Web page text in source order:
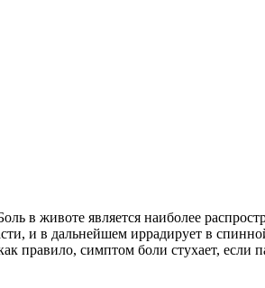
в животе является наиболее
и в дальнейшем иррадирует в
правило, симптом боли стухает, если